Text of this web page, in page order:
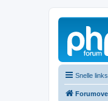
Snelle links